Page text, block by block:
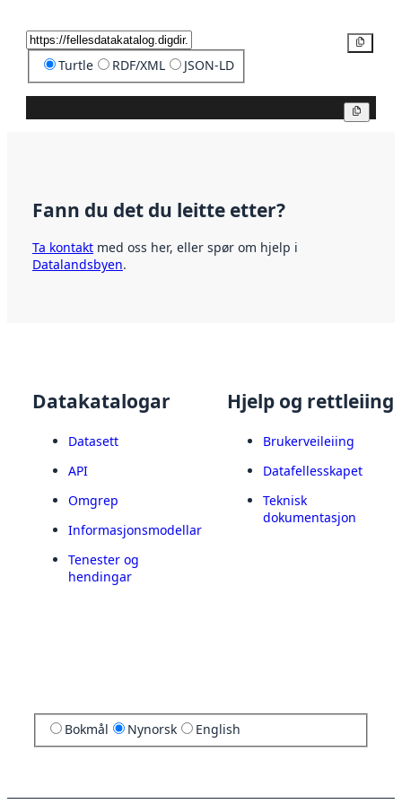
Turtle RDF/XML JSON-LD
Fann du det du leitte etter?
Ta kontakt med oss her, eller spør om hjelp i
Datalandsbyen.
Datakatalogar
Datasett
API
Omgrep
Informasjonsmodellar
Tenester og
hendingar
Hjelp og rettleiing
Brukerveileiing
Datafellesskapet
Teknisk
dokumentasjon
Bokmål Nynorsk English